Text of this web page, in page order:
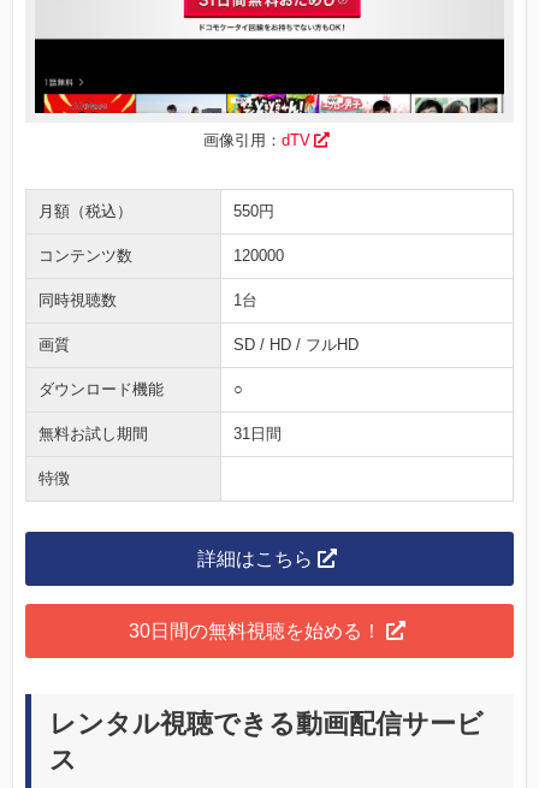
画像引用： dTV
月額（税込） 550円
コンテンツ数 120000
同時視聴数 1台
画質 SD / HD / フルHD
ダウンロード機能 ○
無料お試し期間 31日間
特徴
詳細はこちら
30日間の無料視聴を始める！
レンタル視聴できる動画配信サービ
ス